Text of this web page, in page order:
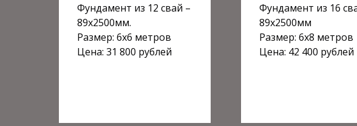
Фундамент из 12 свай –
89х2500мм.
Размер: 6х6 метров
Цена: 31 800 рублей
Фундамент из 16
89х2500мм
Размер: 6х8 метров
Цена: 42 400 рублей